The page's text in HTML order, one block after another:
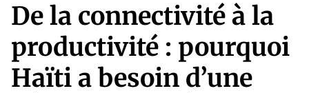
De la connectivité à la
productivité : pourquoi
Haïti a besoin d’une